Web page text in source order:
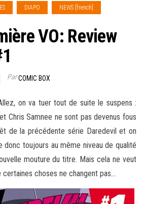
DIAPO NEWS [french]
VO: Review
ParCOMIC BOX
on va tuer tout de suite le suspens :
Chris Samnee ne sont pas devenus fous
de la précédente série Daredevil et on
donc toujours au même niveau de qualité
mouture du titre. Mais cela ne veut
certaines choses ne changent pas…